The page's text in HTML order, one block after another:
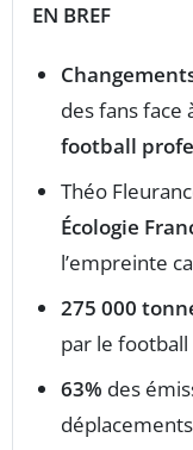
EN BREF
des fans face
football
Théo
Écologie
l’empreinte
275 000
par le
63% des